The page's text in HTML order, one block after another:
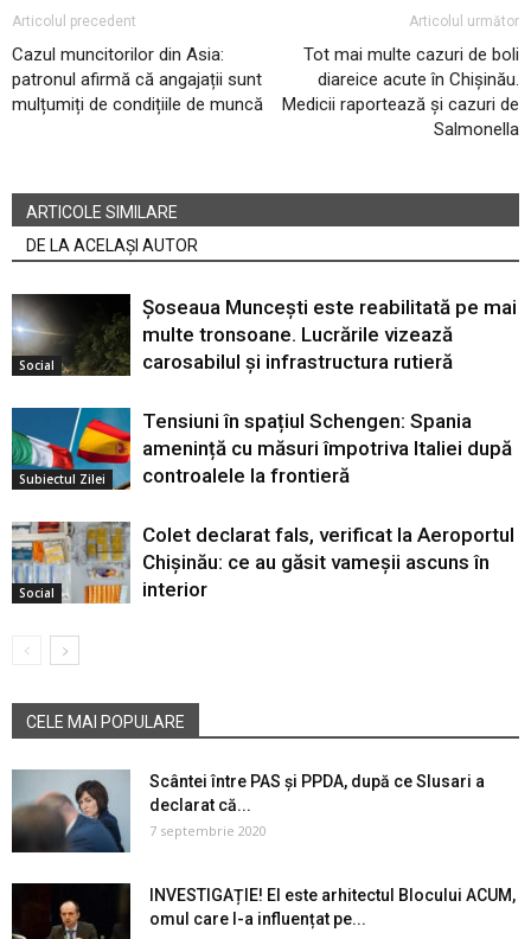
Articolul precedent
Cazul muncitorilor din Asia:
patronul afirmă că angajații sunt
mulțumiți de condițiile de muncă
Articolul următor
Tot mai multe cazuri de boli
diareice acute în Chișinău.
Medicii raportează și cazuri de
Salmonella
ARTICOLE SIMILARE
DE LA ACELAȘI AUTOR
Social
Șoseaua Muncești este reabilitată pe mai
multe tronsoane. Lucrările vizează
carosabilul și infrastructura rutieră
Subiectul Zilei
Tensiuni în spațiul Schengen: Spania
amenință cu măsuri împotriva Italiei după
controalele la frontieră
Social
Colet declarat fals, verificat la Aeroportul
Chișinău: ce au găsit vameșii ascuns în
interior
CELE MAI POPULARE
Scântei între PAS și PPDA, după ce Slusari a
declarat că...
7 septembrie 2020
INVESTIGAȚIE! El este arhitectul Blocului ACUM,
omul care l-a influențat pe...